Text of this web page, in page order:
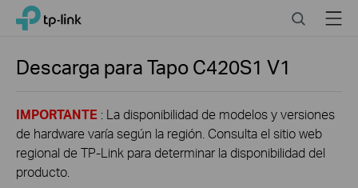
Click
navigation
TP-Link, Reliably Smart SearchMenu
Descarga paraTapo C420S1 V1
IMPORTANTE : La disponibilidad de modelos y versiones
de hardware varía según la región. Consulta el sitio web
regional de TP-Link para determinar la disponibilidad del
producto.